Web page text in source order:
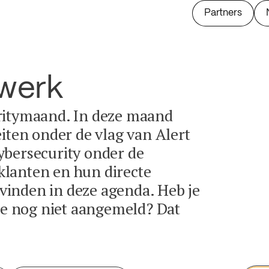
Partners
In deze maand
onder de vlag van Alert
onder de
en hun directe
in deze agenda. Heb je
nog niet aangemeld? Dat